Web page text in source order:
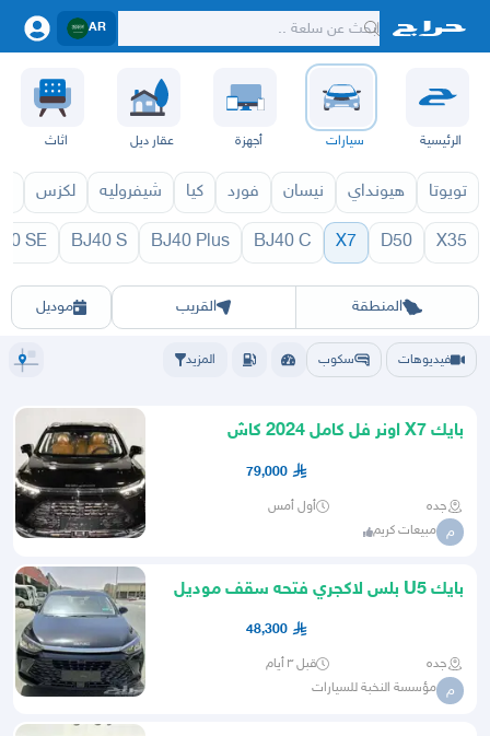
AR
الرئيسية سيارات أجهزة عقار ديل اثاث
تويوتا هيونداي نيسان فورد كيا شيفروليه لكزس
X35
D50
X7
BJ40 C
BJ40 Plus
BJ40 S
SE
المنطقة
الرياض الشرقيه المدينة الطايف القصيمحائل أبها الباحة
القريب موديل
1971 X7 1970
فيديوهات سكوب المزيد
بايك X7 اونر فل كامل 2024 كاش
وتقسيط عرض خاص جدا
79,000
جده أول أمس
م مبيعات كريم
بايك U5 بلس لاكجري فتحه سقف موديل
48,300
جده قبل ٣ أيام
م مؤسسة النخبة للسيارات